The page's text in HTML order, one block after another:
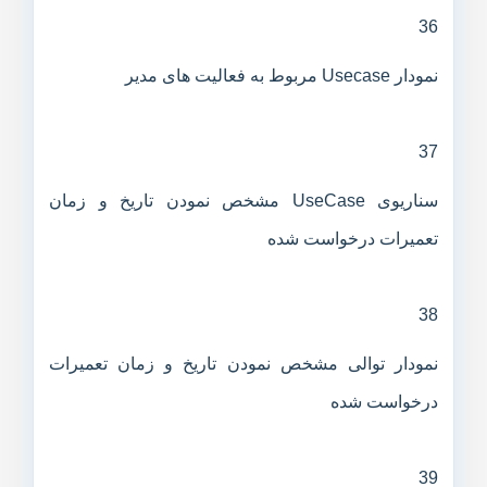
36
نمودار Usecase مربوط به فعالیت های مدیر
37
سناریوی UseCase مشخص نمودن تاریخ و زمان
تعمیرات درخواست شده
38
نمودار توالی مشخص نمودن تاریخ و زمان تعمیرات
درخواست شده
39